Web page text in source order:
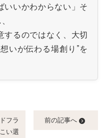
いいかわからない」そ
するのではなく、大切
いが伝わる場創り”を
フラ
い選
前の記事へ